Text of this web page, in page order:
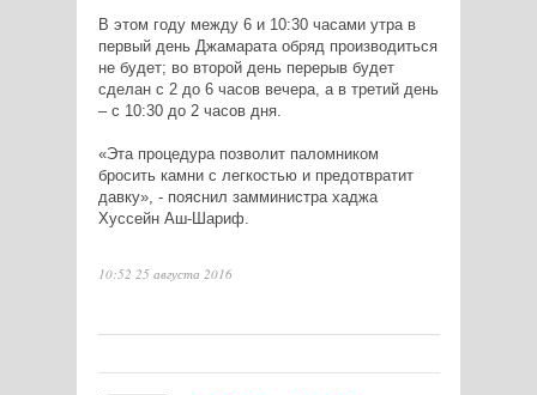
В этом году между 6 и 10:30 часами утра в
первый день Джамарата обряд производиться
не будет; во второй день перерыв будет
сделан с 2 до 6 часов вечера, а в третий день
– с 10:30 до 2 часов дня.
«Эта процедура позволит паломником
бросить камни с легкостью и предотвратит
давку», - пояснил замминистра хаджа
Хуссейн Аш-Шариф.
10:52 25 августа 2016